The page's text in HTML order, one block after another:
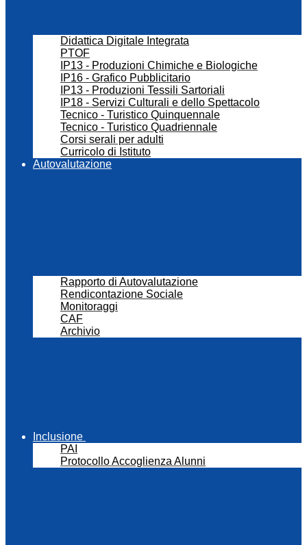
Didattica Digitale Integrata
PTOF
IP13 - Produzioni Chimiche e Biologiche
IP16 - Grafico Pubblicitario
IP13 - Produzioni Tessili Sartoriali
IP18 - Servizi Culturali e dello Spettacolo
Tecnico - Turistico Quinquennale
Tecnico - Turistico Quadriennale
Corsi serali per adulti
Curricolo di Istituto
Autovalutazione
Rapporto di Autovalutazione
Rendicontazione Sociale
Monitoraggi
CAF
Archivio
Inclusione
PAI
Protocollo Accoglienza Alunni